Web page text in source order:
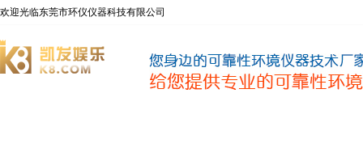
欢迎光临东莞市环仪仪器科技有限公司